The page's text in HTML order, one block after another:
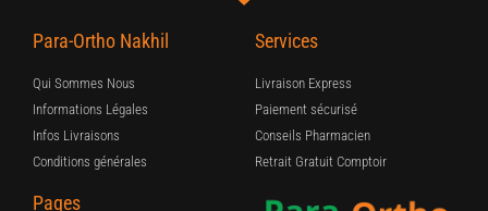
Para-Ortho Nakhil
Qui Sommes Nous
Informations Légales
Infos Livraisons
Conditions générales
Services
Livraison Express
Paiement sécurisé
Conseils Pharmacien
Retrait Gratuit Comptoir
Pages